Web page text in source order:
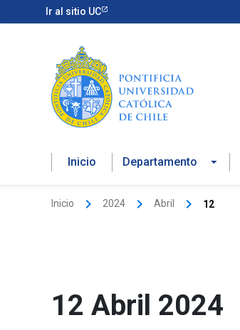
al
Ir al sitio UC
Inicio Departamento
Inicio 2024 Abril 12
12 Abril 2024